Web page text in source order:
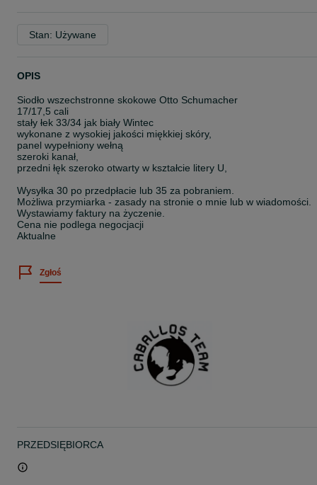
Stan: Używane
OPIS
Siodło wszechstronne skokowe Otto Schumacher
17/17,5 cali
stały łek 33/34 jak biały Wintec
wykonane z wysokiej jakości miękkiej skóry,
panel wypełniony wełną
szeroki kanał,
przedni łęk szeroko otwarty w kształcie litery U,
Wysyłka 30 po przedpłacie lub 35 za pobraniem.
Możliwa przymiarka - zasady na stronie o mnie lub w wiadomości.
Wystawiamy faktury na życzenie.
Cena nie podlega negocjacji
Aktualne
Zgłoś
PRZEDSIĘBIORCA